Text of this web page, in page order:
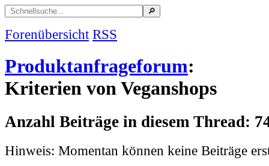
Forenübersicht RSS
Produktanfrageforum:
Kriterien von Veganshops
Anzahl Beiträge in diesem Thread:
Hinweis: Momentan können keine Beiträge